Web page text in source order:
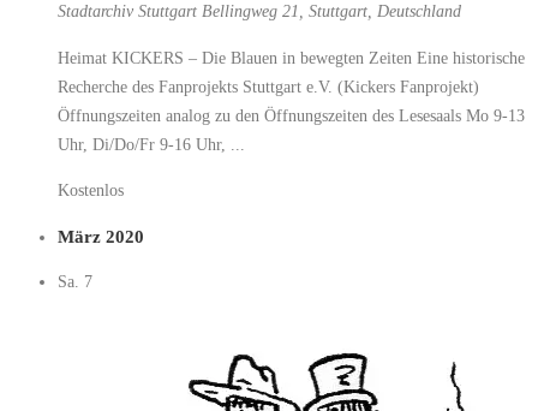
Stadtarchiv Stuttgart Bellingweg 21, Stuttgart, Deutschland
Heimat KICKERS – Die Blauen in bewegten Zeiten Eine historische
Recherche des Fanprojekts Stuttgart e.V. (Kickers Fanprojekt)
Öffnungszeiten analog zu den Öffnungszeiten des Lesesaals Mo 9-13
Uhr, Di/Do/Fr 9-16 Uhr, ...
Kostenlos
März 2020
Sa. 7